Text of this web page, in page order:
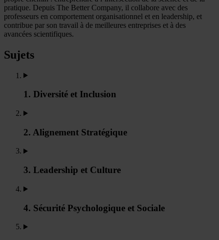
pratique. Depuis The Better Company, il collabore avec des
professeurs en comportement organisationnel et en leadership, et
contribue par son travail à de meilleures entreprises et à des
avancées scientifiques.
Sujets
1. Diversité et Inclusion
2. Alignement Stratégique
3. Leadership et Culture
4. Sécurité Psychologique et Sociale